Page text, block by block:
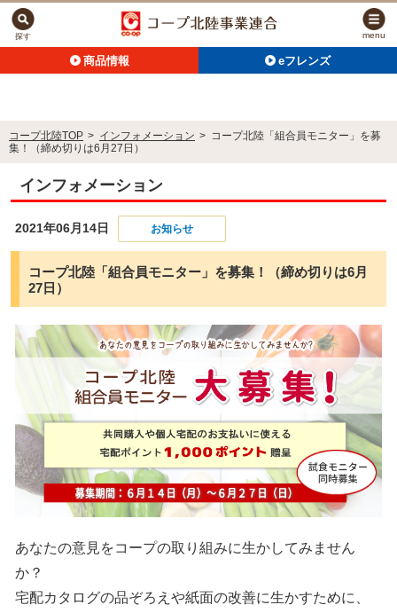
商品情報 eフレンズ
探す menu
コープ北陸TOP > インフォメーション > コープ北陸「組合員モニター」を募
集！（締め切りは6月27日）
インフォメーション
2021年06月14日 お知らせ
コープ北陸「組合員モニター」を募集！（締め切りは6月
27日）
あなたの意見をコープの取り組みに生かしてみません
か？
宅配カタログの品ぞろえや紙面の改善に生かすために、